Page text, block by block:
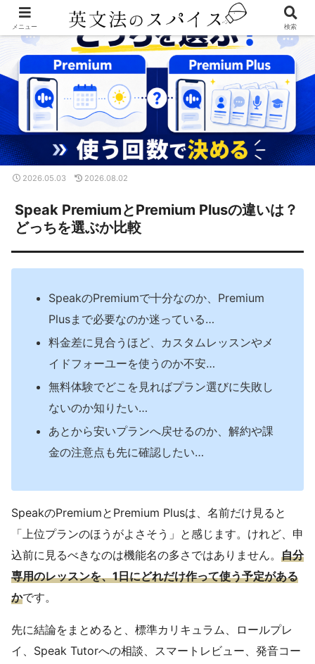
Speak PremiumとPremium Plusの違いは？
どっちを選ぶか比較
2026.05.03 2026.08.02
SpeakのPremiumで十分なのか、Premium
Plusまで必要なのか迷っている…
料金差に見合うほど、カスタムレッスンやメ
イドフォーユーを使うのか不安…
無料体験でどこを見ればプラン選びに失敗し
ないのか知りたい…
あとから安いプランへ戻せるのか、解約や課
金の注意点も先に確認したい…
SpeakのPremiumとPremium Plusは、名前だけ見ると
「上位プランのほうがよさそう」と感じます。けれど、申
込前に見るべきなのは機能名の多さではありません。 自分
専用のレッスンを、1日にどれだけ作って使う予定がある
かです。
先に結論をまとめると、標準カリキュラム、ロールプレ
イ、Speak Tutorへの相談、スマートレビュー、発音コー
メニュー 検索